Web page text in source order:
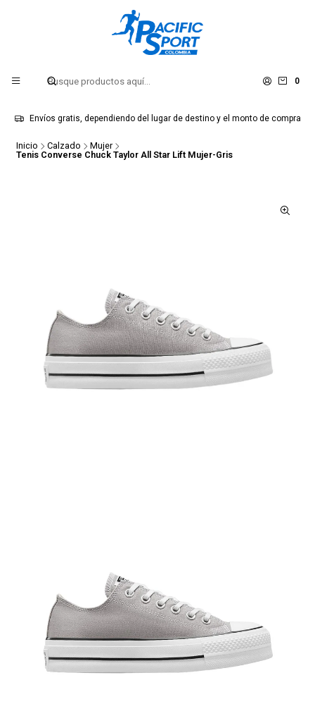
0
Envíos gratis, dependiendo del lugar de destino y el monto de compra
Inicio Calzado
Mujer
Tenis Converse Chuck Taylor All Star Lift Mujer-Gris